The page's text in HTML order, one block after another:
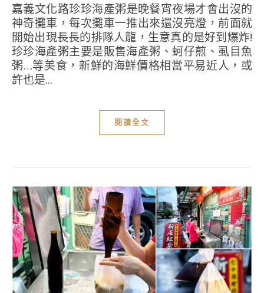
嘉義文化路珍珍海產粥是晚餐宵夜場才會出沒的
神奇攤車，每次攤車一推出來還沒亮燈，前面就
開始出現長長的排隊人龍，生意真的是好到爆炸!
珍珍海產粥主要是販售海產粥、蚵仔煎、虱目魚
粥…等美食，新鮮的海鮮價格相當平易近人，或
許也是...
閱讀全文